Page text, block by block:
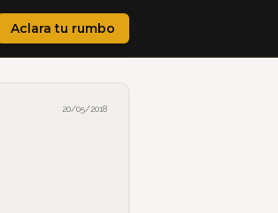
Aclara tu rumbo
20/05/2018